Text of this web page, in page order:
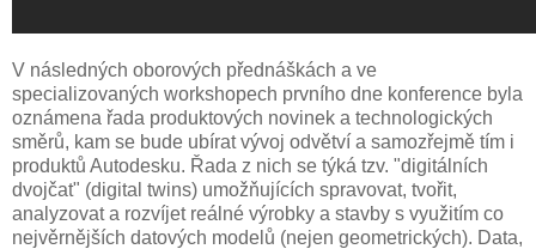
V následných oborových přednáškách a ve
specializovaných workshopech prvního dne konference byla
oznámena řada produktových novinek a technologických
směrů, kam se bude ubírat vývoj odvětví a samozřejmě tím i
produktů Autodesku. Řada z nich se týká tzv. "digitálních
dvojčat" (digital twins) umožňujících spravovat, tvořit,
analyzovat a rozvíjet reálné výrobky a stavby s využitím co
nejvěrnějších datových modelů (nejen geometrických). Data,